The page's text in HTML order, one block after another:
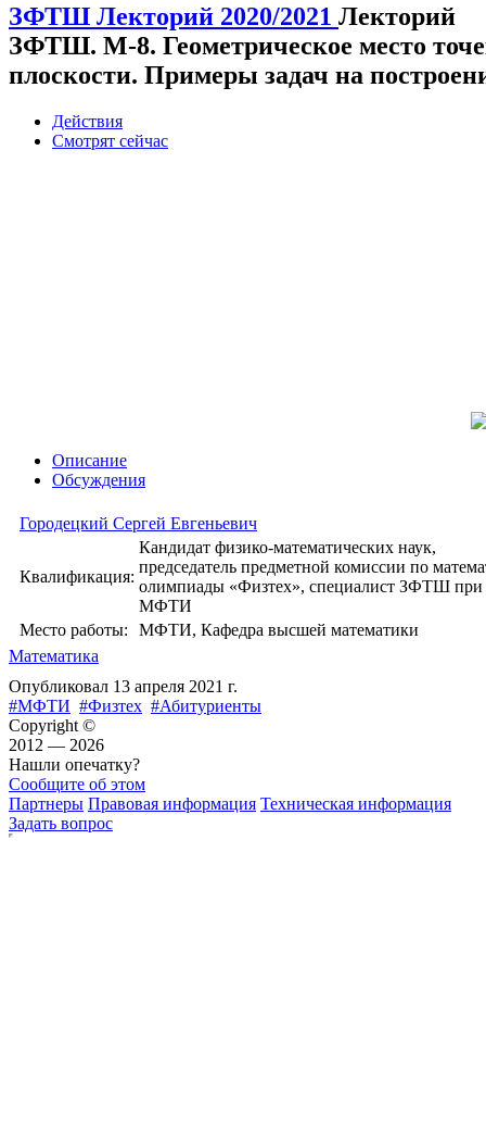
ЗФТШ Лекторий 2020/2021 Лекторий
ЗФТШ. М-8. Геометрическое место
плоскости. Примеры задач на
Действия
Смотрят сейчас
Описание
Обсуждения
Городецкий Сергей Евгеньевич
Квалификация:
Кандидат физико-математических наук,
председатель предметной комиссии по
олимпиады «Физтех», специалист ЗФТШ при
МФТИ
Место работы:
МФТИ, Кафедра высшей математики
Математика
Опубликовал 13 апреля 2021 г.
#МФТИ #Физтех #Абитуриенты
Copyright ©
2012 — 2026
Нашли опечатку?
Сообщите об этом
Партнеры Правовая информация Техническая информация
Задать вопрос